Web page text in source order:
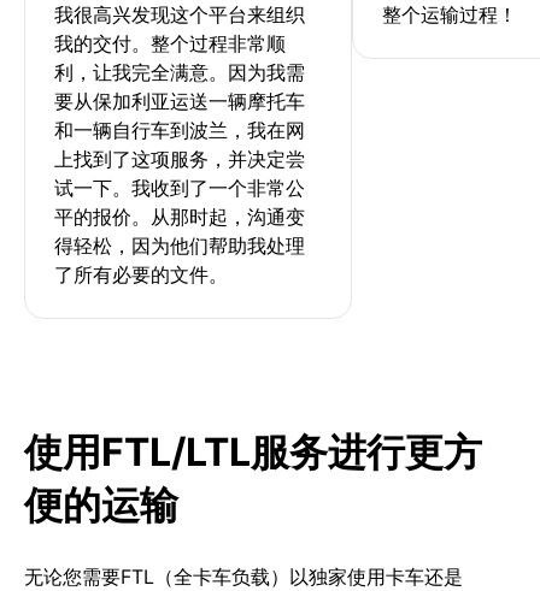
我很高兴发现这个平台来组织
我的交付。整个过程非常顺
利，让我完全满意。因为我需
要从保加利亚运送一辆摩托车
和一辆自行车到波兰，我在网
上找到了这项服务，并决定尝
试一下。我收到了一个非常公
平的报价。从那时起，沟通变
得轻松，因为他们帮助我处理
了所有必要的文件。
整个运输过程！
使用FTL/LTL服务进行更方
便的运输
无论您需要FTL（全卡车负载）以独家使用卡车还是